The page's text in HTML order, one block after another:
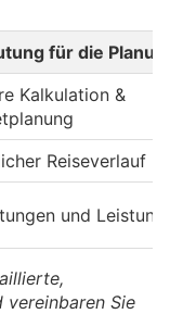
für die
Kalkulation &
Reiseverlauf
und
vereinbaren Sie